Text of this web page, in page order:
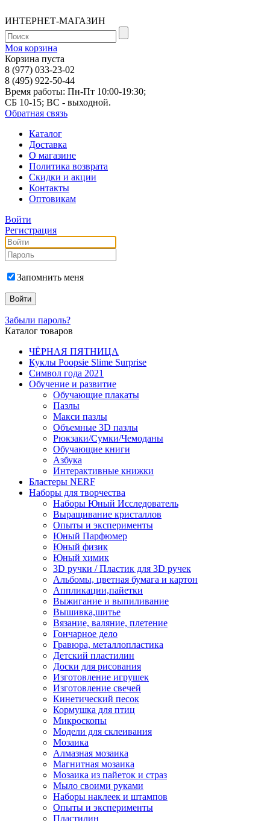
ИНТЕРНЕТ-МАГАЗИН
Моя корзина
Корзина пуста
8 (977) 033-23-02
8 (495) 922-50-44
Время работы: Пн-Пт 10:00-19:30;
СБ 10-15; ВС - выходной.
Обратная связь
Каталог
Доставка
О магазине
Политика возврата
Скидки и акции
Контакты
Оптовикам
Войти
Регистрация
Запомнить меня
Забыли пароль?
Каталог товаров
ЧЁРНАЯ ПЯТНИЦА
Куклы Poopsie Slime Surprise
Символ года 2021
Обучение и развитие
Обучающие плакаты
Пазлы
Макси пазлы
Объемные 3D пазлы
Рюкзаки/Сумки/Чемоданы
Обучающие книги
Азбука
Интерактивные книжки
Бластеры NERF
Наборы для творчества
Наборы Юный Исследователь
Выращивание кристаллов
Опыты и эксперименты
Юный Парфюмер
Юный физик
Юный химик
3D ручки / Пластик для 3D ручек
Альбомы, цветная бумага и картон
Аппликации,пайетки
Выжигание и выпиливание
Вышивка,шитье
Вязание, валяние, плетение
Гончарное дело
Гравюра, металлопластика
Детский пластилин
Доски для рисования
Изготовление игрушек
Изготовление свечей
Кинетический песок
Кормушка для птиц
Микроскопы
Модели для склеивания
Мозаика
Алмазная мозаика
Магнитная мозаика
Мозаика из пайеток и страз
Мыло своими руками
Наборы наклеек и штампов
Опыты и эксперименты
Пластилин